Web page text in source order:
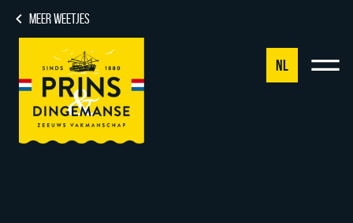
MEER WEETJES
NL